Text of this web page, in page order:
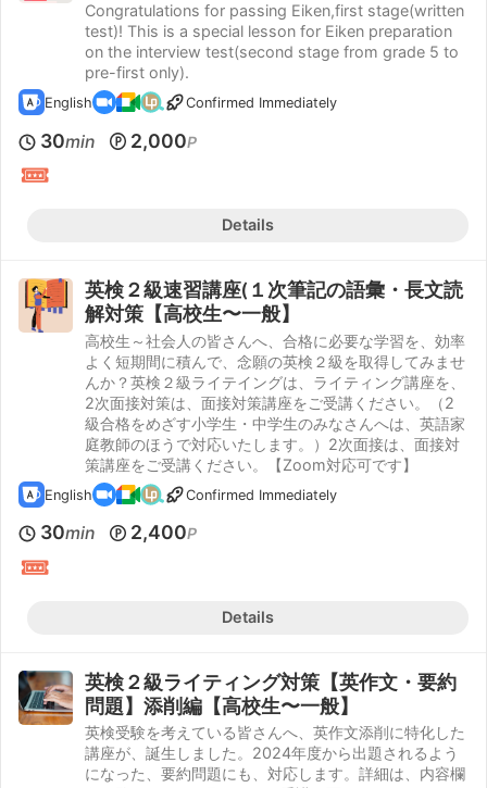
Congratulations for passing Eiken,first stage(written
test)! This is a special lesson for Eiken preparation
on the interview test(second stage from grade 5 to
pre-first only).
English Confirmed Immediately
30min 2,000P
Details
英検２級速習講座(１次筆記の語彙・長文読
解対策【高校生〜一般】
高校生～社会人の皆さんへ、合格に必要な学習を、効率
よく短期間に積んで、念願の英検２級を取得してみませ
んか？英検２級ライテイングは、ライティング講座を、
2次面接対策は、面接対策講座をご受講ください。（2
級合格をめざす小学生・中学生のみなさんへは、英語家
庭教師のほうで対応いたします。）2次面接は、面接対
策講座をご受講ください。【Zoom対応可です】
English Confirmed Immediately
30min 2,400P
Details
英検２級ライティング対策【英作文・要約
問題】添削編【高校生〜一般】
英検受験を考えている皆さんへ、英作文添削に特化した
講座が、誕生しました。2024年度から出題されるよう
になった、要約問題にも、対応します。詳細は、内容欄